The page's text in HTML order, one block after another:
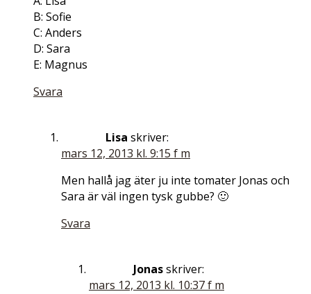
B: Sofie
C: Anders
D: Sara
E: Magnus
Svara
Lisa skriver:
mars 12, 2013 kl. 9:15 f m
Men hallå jag äter ju inte tomater Jonas och
Sara är väl ingen tysk gubbe? 🙂
Svara
Jonasskriver:
mars 12, 2013 kl. 10:37 f m